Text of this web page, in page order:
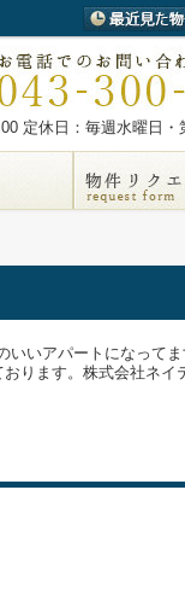
定休日：毎週水曜日・
いいアパートになって
ります。株式会社ネイ